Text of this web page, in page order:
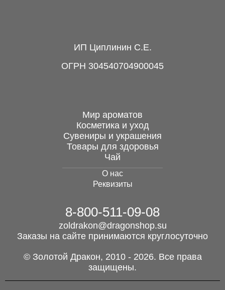
ИП Циплинин С.Е.
ОГРН 304540704900045
Мир ароматов
Косметика и уход
Сувениры и украшения
Товары для здоровья
Чай
О нас
Реквизиты
8-800-511-09-08
zoldrakon@dragonshop.su
Заказы на сайте принимаются круглосуточно
© Золотой Дракон, 2010 - 2026. Все права
защищены.